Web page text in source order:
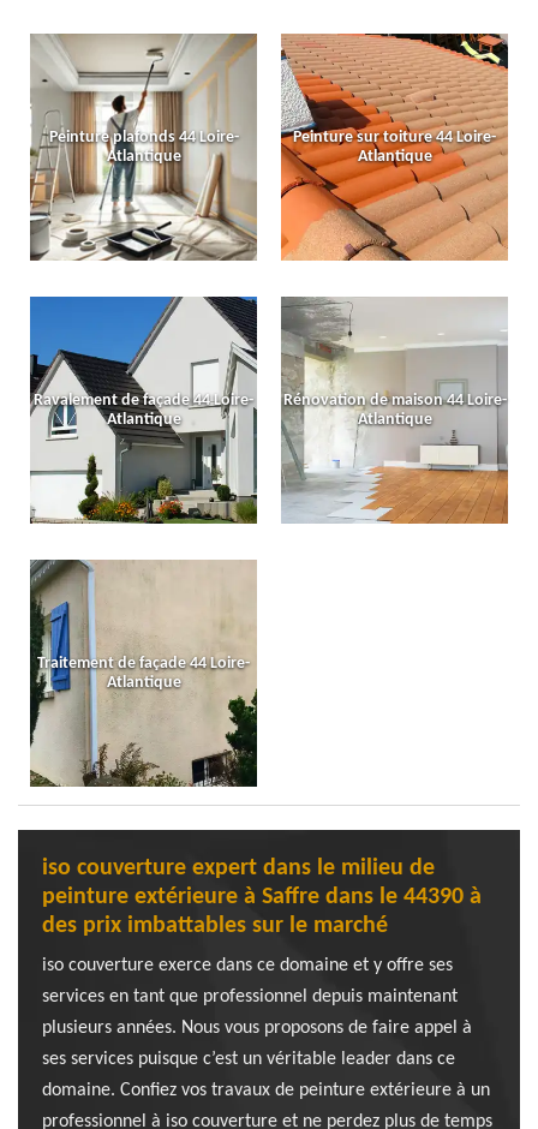
Peinture plafonds 44 Loire-
Atlantique
Peinture sur toiture 44 Loire-
Atlantique
Ravalement de façade 44 Loire-
Atlantique
Rénovation de maison 44 Loire-
Atlantique
Traitement de façade 44 Loire-
Atlantique
iso couverture expert dans le milieu de
peinture extérieure à Saffre dans le 44390 à
des prix imbattables sur le marché
iso couverture exerce dans ce domaine et y offre ses
services en tant que professionnel depuis maintenant
plusieurs années. Nous vous proposons de faire appel à
ses services puisque c’est un véritable leader dans ce
domaine. Confiez vos travaux de peinture extérieure à un
professionnel à iso couverture et ne perdez plus de temps